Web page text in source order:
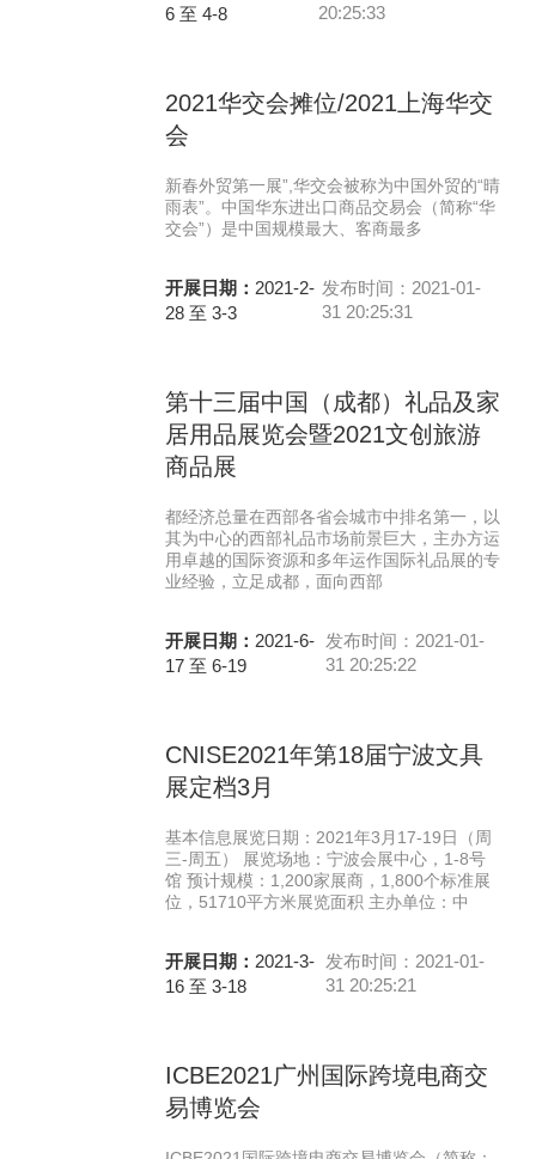
6 至 4-8
20:25:33
2021华交会摊位/2021上海华交
会
新春外贸第一展”,华交会被称为中国外贸的“晴
雨表”。中国华东进出口商品交易会（简称“华
交会”）是中国规模最大、客商最多
开展日期： 2021-2-
28 至 3-3
发布时间：2021-01-
31 20:25:31
第十三届中国（成都）礼品及家
居用品展览会暨2021文创旅游
商品展
都经济总量在西部各省会城市中排名第一，以
其为中心的西部礼品市场前景巨大，主办方运
用卓越的国际资源和多年运作国际礼品展的专
业经验，立足成都，面向西部
开展日期： 2021-6-
17 至 6-19
发布时间：2021-01-
31 20:25:22
CNISE2021年第18届宁波文具
展定档3月
基本信息展览日期：2021年3月17-19日（周
三-周五） 展览场地：宁波会展中心，1-8号
馆 预计规模：1,200家展商，1,800个标准展
位，51710平方米展览面积 主办单位：中
开展日期： 2021-3-
16 至 3-18
发布时间：2021-01-
31 20:25:21
ICBE2021广州国际跨境电商交
易博览会